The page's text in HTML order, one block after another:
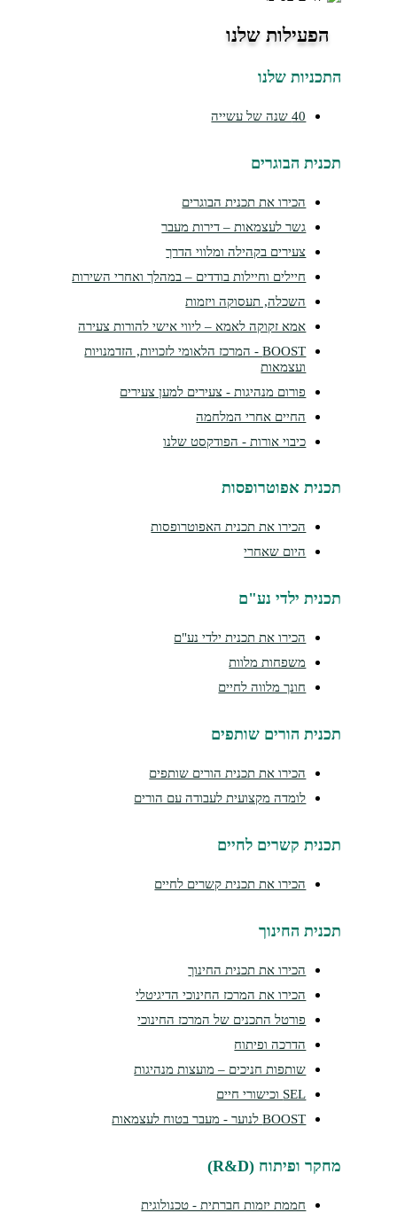
הפעילות שלנו
התכניות שלנו
תכנית הבוגרים
הכירו את תכנית הבוגרים
גשר לעצמאות – דירות מעבר
צעירים בקהילה ומלווי הדרך
חיילים וחיילות בודדים – במהלך ואחרי השירות
השכלה, תעסוקה ויזמות
אמא זקוקה לאמא – ליווי אישי להורות צעירה
BOOST - המרכז הלאומי לזכויות, הזדמנויות
ועצמאות
פורום מנהיגות - צעירים למען צעירים
החיים אחרי המלחמה
כיבוי אורות - הפודקסט שלנו
תכנית אפוטרופסות
הכירו את תכנית האפוטרופסות
היום שאחרי
תכנית ילדי נע"ם
הכירו את תכנית ילדי נע"ם
משפחות מלוות
חונך מלווה לחיים
תכנית הורים שותפים
הכירו את תכנית הורים שותפים
לומדה מקצועית לעבודה עם הורים
תכנית קשרים לחיים
הכירו את תכנית קשרים לחיים
תכנית החינוך
הכירו את תכנית החינוך
הכירו את המרכז החינוכי הדיגיטלי
פורטל התכנים של המרכז החינוכי
הדרכה ופיתוח
שותפות חניכים – מועצות מנהיגות
SEL וכישורי חיים
BOOST לנוער - מעבר בטוח לעצמאות
מחקר ופיתוח (R&D)
חממת יזמות חברתית - טכנולוגית